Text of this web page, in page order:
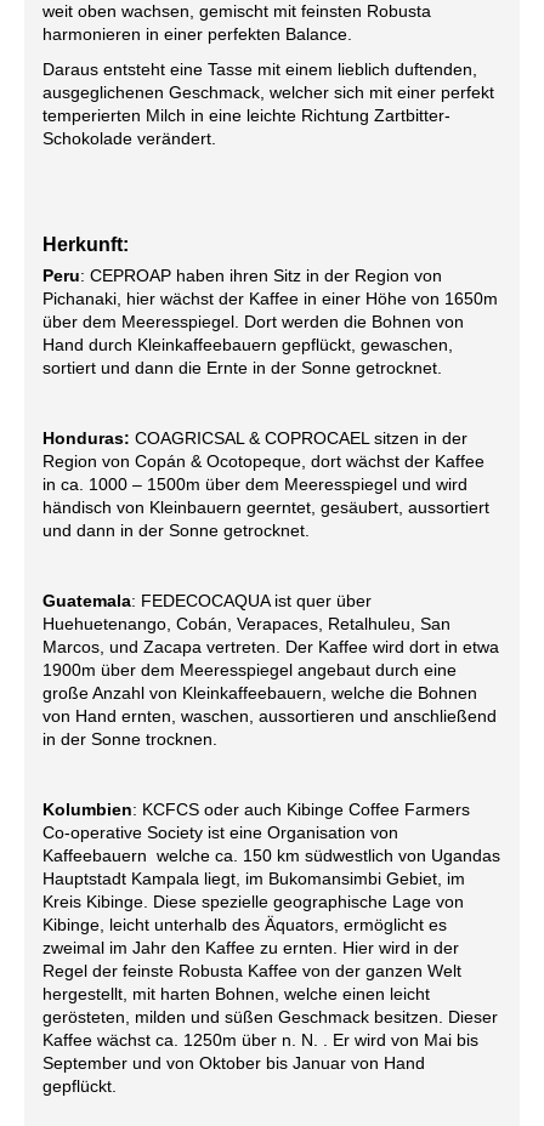
weit oben wachsen, gemischt mit feinsten Robusta
harmonieren in einer perfekten Balance.
Daraus entsteht eine Tasse mit einem lieblich duftenden,
ausgeglichenen Geschmack, welcher sich mit einer perfekt
temperierten Milch in eine leichte Richtung Zartbitter-
Schokolade verändert.
Herkunft:
Peru: CEPROAP haben ihren Sitz in der Region von
Pichanaki, hier wächst der Kaffee in einer Höhe von 1650m
über dem Meeresspiegel. Dort werden die Bohnen von
Hand durch Kleinkaffeebauern gepflückt, gewaschen,
sortiert und dann die Ernte in der Sonne getrocknet.
Honduras: COAGRICSAL & COPROCAEL sitzen in der
Region von Copán & Ocotopeque, dort wächst der Kaffee
in ca. 1000 – 1500m über dem Meeresspiegel und wird
händisch von Kleinbauern geerntet, gesäubert, aussortiert
und dann in der Sonne getrocknet.
Guatemala: FEDECOCAQUA ist quer über
Huehuetenango, Cobán, Verapaces, Retalhuleu, San
Marcos, und Zacapa vertreten. Der Kaffee wird dort in etwa
1900m über dem Meeresspiegel angebaut durch eine
große Anzahl von Kleinkaffeebauern, welche die Bohnen
von Hand ernten, waschen, aussortieren und anschließend
in der Sonne trocknen.
Kolumbien: KCFCS oder auch Kibinge Coffee Farmers
Co-operative Society ist eine Organisation von
Kaffeebauern welche ca. 150 km südwestlich von Ugandas
Hauptstadt Kampala liegt, im Bukomansimbi Gebiet, im
Kreis Kibinge. Diese spezielle geographische Lage von
Kibinge, leicht unterhalb des Äquators, ermöglicht es
zweimal im Jahr den Kaffee zu ernten. Hier wird in der
Regel der feinste Robusta Kaffee von der ganzen Welt
hergestellt, mit harten Bohnen, welche einen leicht
gerösteten, milden und süßen Geschmack besitzen. Dieser
Kaffee wächst ca. 1250m über n. N. . Er wird von Mai bis
September und von Oktober bis Januar von Hand
gepflückt.